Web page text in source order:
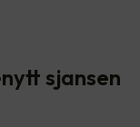
sjansen